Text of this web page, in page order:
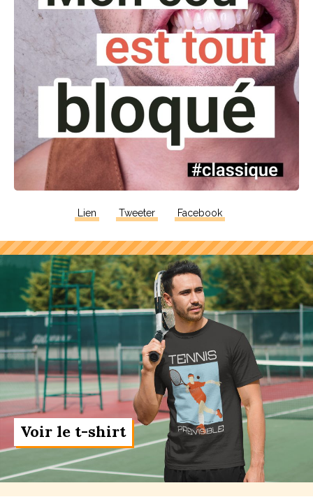
Lien Tweeter Facebook
Voir le t-shirt